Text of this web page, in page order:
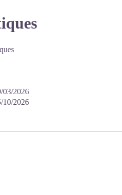
03/2026
10/2026